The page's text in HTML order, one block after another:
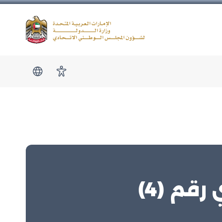
show امكانية الوصول
(4)